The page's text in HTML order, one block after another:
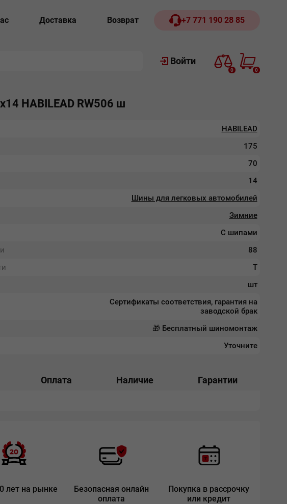
Доставка Возврат +7 771 190 28 85
Войти
0 0
HABILEAD RW506 ш
HABILEAD
175
70
14
Шины для легковых автомобилей
Зимние
С шипами
88
T
шт
Сертификаты соответствия, гарантия на
заводской брак
🎁 Бесплатный шиномонтаж
Уточните
Оплата Наличие Гарантии
лет на рынке
Безопасная онлайн
оплата
Покупка в рассрочку
или кредит